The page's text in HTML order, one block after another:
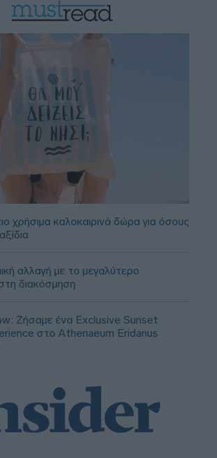
χρήσιμα καλοκαιρινά δώρα για όσους
αλλαγή με το μεγαλύτερο
διακόσμηση
Ζήσαμε ένα Exclusive Sunset
στο Athenaeum Eridanus